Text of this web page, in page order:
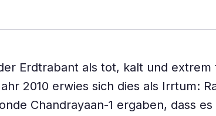
Erdtrabant als tot, kalt und extrem
2010 erwies sich dies als Irrtum:
Chandrayaan-1 ergaben, dass